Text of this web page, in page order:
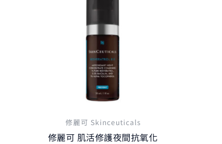
修麗可 Skinceuticals
修麗可 肌活修護夜間抗氧化
NT$6,460。